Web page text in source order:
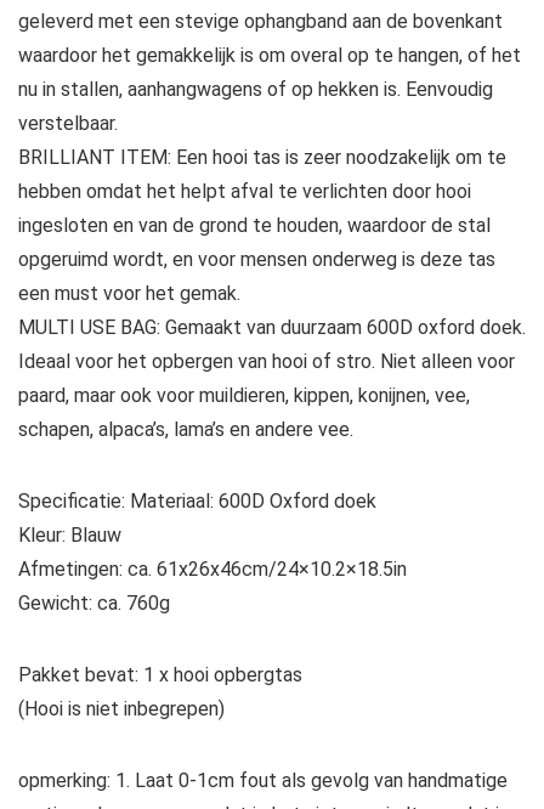
geleverd met een stevige ophangband aan de bovenkant
waardoor het gemakkelijk is om overal op te hangen, of het
nu in stallen, aanhangwagens of op hekken is. Eenvoudig
verstelbaar.
BRILLIANT ITEM: Een hooi tas is zeer noodzakelijk om te
hebben omdat het helpt afval te verlichten door hooi
ingesloten en van de grond te houden, waardoor de stal
opgeruimd wordt, en voor mensen onderweg is deze tas
een must voor het gemak.
MULTI USE BAG: Gemaakt van duurzaam 600D oxford doek.
Ideaal voor het opbergen van hooi of stro. Niet alleen voor
paard, maar ook voor muildieren, kippen, konijnen, vee,
schapen, alpaca’s, lama’s en andere vee.
Specificatie: Materiaal: 600D Oxford doek
Kleur: Blauw
Afmetingen: ca. 61x26x46cm/24×10.2×18.5in
Gewicht: ca. 760g
Pakket bevat: 1 x hooi opbergtas
(Hooi is niet inbegrepen)
opmerking: 1. Laat 0-1cm fout als gevolg van handmatige